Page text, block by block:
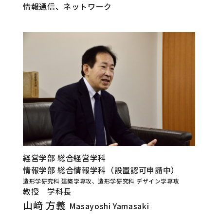
情報通信、ネットワーク
経営学部 総合経営学科
情報学部 総合情報学科（設置認可申請中）
造形学研究科 建築学専攻、造形学研究科 デザイン学専攻
教授 学科長
山﨑 方義 Masayoshi Yamasaki